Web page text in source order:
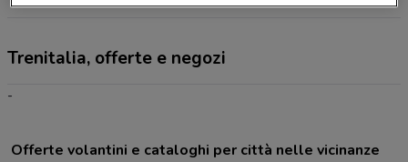
Trenitalia, offerte e negozi
-
Offerte volantini e cataloghi per città nelle vicinanze